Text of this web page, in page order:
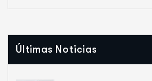
Últimas Noticias